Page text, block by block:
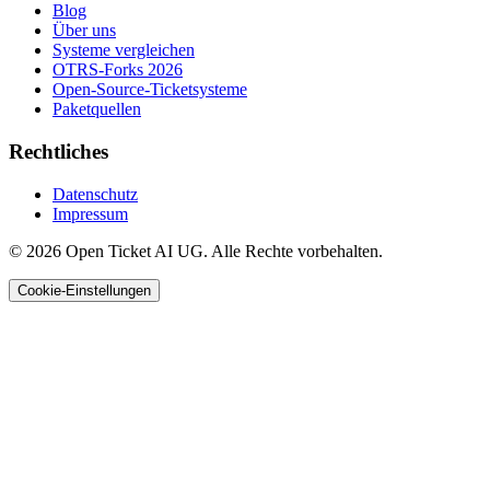
Blog
Über uns
Systeme vergleichen
OTRS-Forks 2026
Open-Source-Ticketsysteme
Paketquellen
Rechtliches
Datenschutz
Impressum
© 2026 Open Ticket AI UG. Alle Rechte vorbehalten.
Cookie-Einstellungen